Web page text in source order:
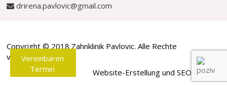
drirena.pavlovic@gmail.com
Vereinbaren
Termin
Copyright © 2018 Zahnklinik Pavlovic. Alle Rechte
vorbehalten.
Website-Erstellung und SEO byWBS